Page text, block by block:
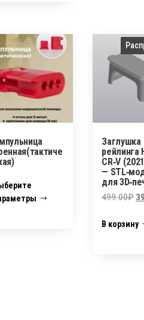
несколько
Заглушка
рейлинга
CR‑V
—
для
499.00₽
В корзину